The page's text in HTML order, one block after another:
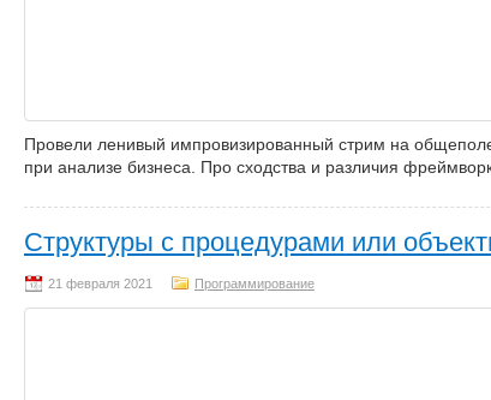
Провели ленивый импровизированный стрим на
при анализе бизнеса. Про сходства и различия
Структуры с процедурами или
Программирование